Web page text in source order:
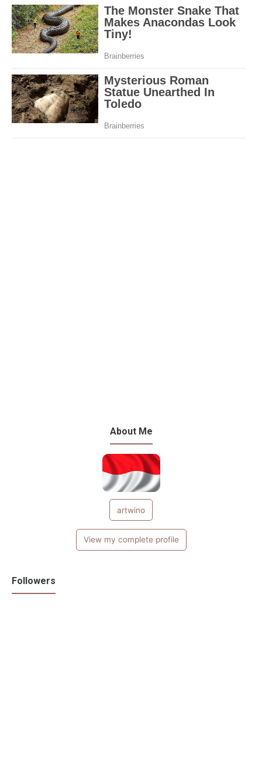
About Me
artwino
View my complete profile
Followers